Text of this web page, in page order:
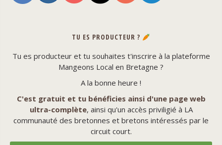
TU ES PRODUCTEUR ?
Tu es producteur et tu souhaites t'inscrire à la plateforme
Mangeons Local en Bretagne ?
A la bonne heure !
C'est gratuit et tu bénéficies ainsi d'une page web
ultra-complète, ainsi qu'un accès priviligié à LA
communauté des bretonnes et bretons intéressés par le
circuit court.